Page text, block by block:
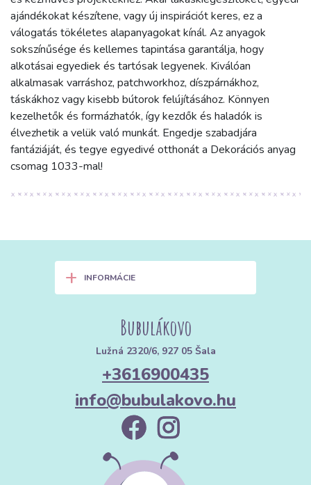
ajándékokat készítene, vagy új inspirációt keres, ez a
válogatás tökéletes alapanyagokat kínál. Az anyagok
sokszínűsége és kellemes tapintása garantálja, hogy
alkotásai egyediek és tartósak legyenek. Kiválóan
alkalmasak varráshoz, patchworkhoz, díszpárnákhoz,
táskákhoz vagy kisebb bútorok felújításához. Könnyen
kezelhetők és formázhatók, így kezdők és haladók is
élvezhetik a velük való munkát. Engedje szabadjára
fantáziáját, és tegye egyedivé otthonát a Dekorációs anyag
csomag 1033-mal!
+ INFORMÁCIE
Bubulákovo
Lužná 2320/6, 927 05 Šala
+3616900435
info@bubulakovo.hu